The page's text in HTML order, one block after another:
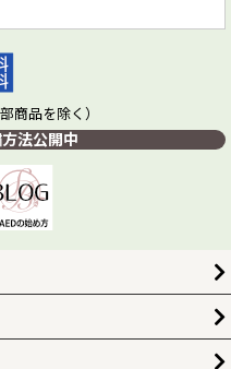
商品を除く）
法公開中